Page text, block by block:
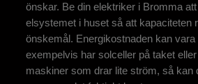
önskar. Be din elektriker i Bromma
elsystemet i huset så att kapaciteten
önskemål. Energikostnaden kan
exempelvis har solceller på taket
maskiner som drar lite ström, så kan